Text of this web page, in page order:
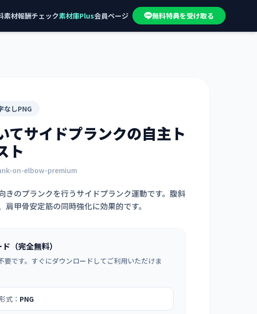
素材報酬チェック素材庫Plus会員ページ 無料特典を受け取る
なしPNG
てサイドプランクの自主ト
ト
on-elbow-premium
きのプランクを行うサイドプランク運動です。腹斜
肩甲骨安定筋の同時強化に効果的です。
（完全無料）
要です。すぐにダウンロードしてご利用いただけま
式： PNG